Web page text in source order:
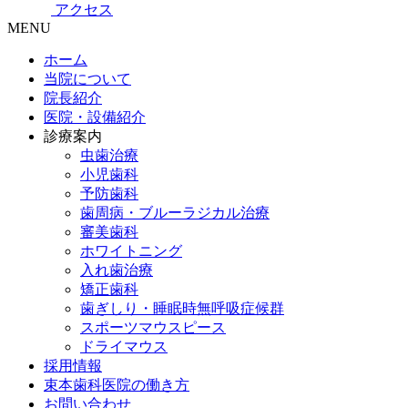
アクセス
MENU
ホーム
当院について
院長紹介
医院・設備紹介
診療案内
虫歯治療
小児歯科
予防歯科
歯周病・ブルーラジカル治療
審美歯科
ホワイトニング
入れ歯治療
矯正歯科
歯ぎしり・睡眠時無呼吸症候群
スポーツマウスピース
ドライマウス
採用情報
束本歯科医院の働き方
お問い合わせ